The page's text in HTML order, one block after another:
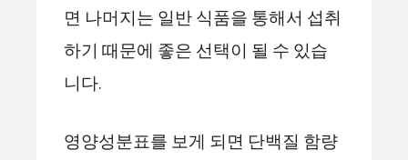
면 나머지는 일반 식품을 통해서 섭취
하기 때문에 좋은 선택이 될 수 있습
니다.
영양성분표를 보게 되면 단백질 함량